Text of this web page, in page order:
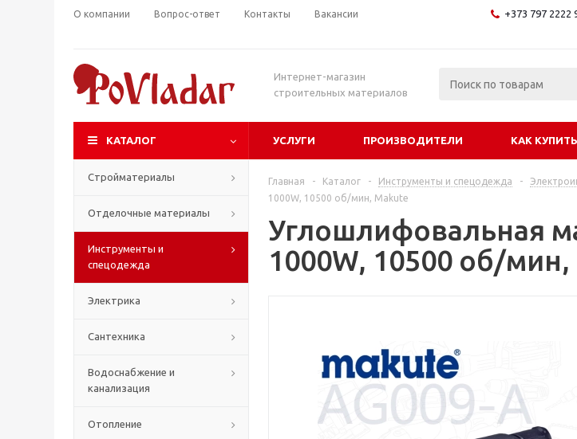
О компании Вопрос-ответ Контакты Вакансии +373 797 2222
Интернет-магазин
строительных материалов
КАТАЛОГ УСЛУГИ ПРОИЗВОДИТЕЛИ КАК КУПИТЬ
Стройматериалы
Отделочные материалы
Инструменты и
спецодежда
Электрика
Сантехника
Водоснабжение и
канализация
Отопление
Главная - Каталог - Инструменты и спецодежда -
1000W, 10500 об/мин, Makute
Углошлифовальная
1000W, 10500 об/